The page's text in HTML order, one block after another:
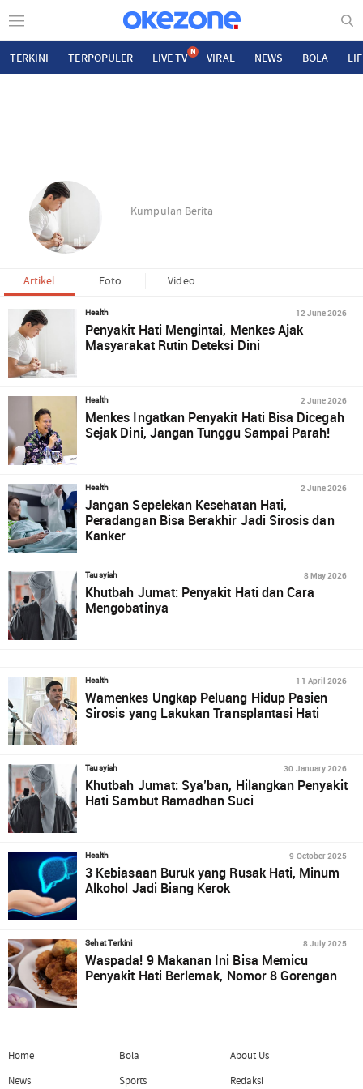
TERKINI TERPOPULER LIVE TV N VIRAL NEWS BOLA
Kumpulan Berita
Artikel Foto Video
Health 12 June 2026
Penyakit Hati Mengintai, Menkes Ajak
Masyarakat Rutin Deteksi Dini
Health 2 June 2026
Menkes Ingatkan Penyakit Hati Bisa Dicegah
Sejak Dini, Jangan Tunggu Sampai Parah!
Health 2 June 2026
Jangan Sepelekan Kesehatan Hati,
Peradangan Bisa Berakhir Jadi Sirosis dan
Kanker
Tausyiah 8 May 2026
Khutbah Jumat: Penyakit Hati dan Cara
Mengobatinya
Health 11 April 2026
Wamenkes Ungkap Peluang Hidup Pasien
Sirosis yang Lakukan Transplantasi Hati
Tausyiah 30 January 2026
Khutbah Jumat: Sya’ban, Hilangkan Penyakit
Hati Sambut Ramadhan Suci
Health 9 October 2025
3 Kebiasaan Buruk yang Rusak Hati, Minum
Alkohol Jadi Biang Kerok
Sehat Terkini 8 July 2025
Waspada! 9 Makanan Ini Bisa Memicu
Penyakit Hati Berlemak, Nomor 8 Gorengan
Home
News
Bola
Sports
About Us
Redaksi